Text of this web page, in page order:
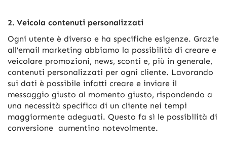
2. Veicola contenuti personalizzati
Ogni utente è diverso e ha specifiche esigenze. Grazie
all’email marketing abbiamo la possibilità di creare e
veicolare promozioni, news, sconti e, più in generale,
contenuti personalizzati per ogni cliente. Lavorando
sui dati è possibile infatti creare e inviare il
messaggio giusto al momento giusto, rispondendo a
una necessità specifica di un cliente nei tempi
maggiormente adeguati. Questo fa sì le possibilità di
conversione aumentino notevolmente.